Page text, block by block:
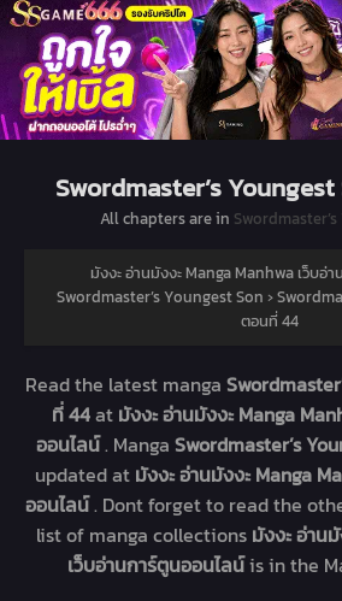
Swordmaster’s
All chapters are in
มังงะ อ่านมังงะ Manga Manhwa เว็บอ่
Swordmaster’s Youngest Son ›
ตอนที่ 44
Read the latest manga
ที่ 44at มังงะ อ่านมังงะ Manga
ออนไลน์. Manga Swordmaster’s
updated at มังงะ อ่านมังงะ Manga
ออนไลน์. Dont forget to read the
list of manga collections มังงะ อ่าน
เว็บอ่านการ์ตูนออนไลน์is in the